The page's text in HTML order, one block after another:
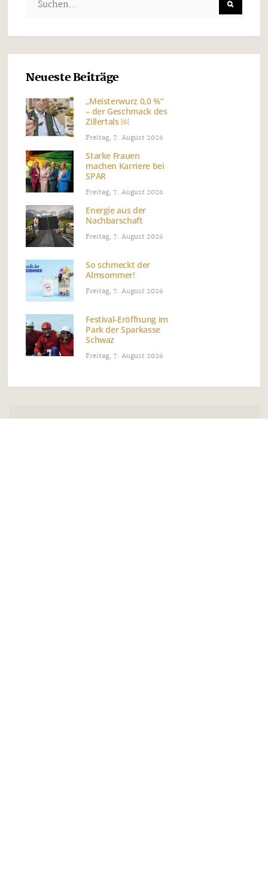
Neueste Beiträge
„Meisterwurz 0,0 %“
– der Geschmack des
Zillertals ￼
Freitag, 7. August 2026
Starke Frauen
machen Karriere bei
SPAR
Freitag, 7. August 2026
Energie aus der
Nachbarschaft
Freitag, 7. August 2026
So schmeckt der
Almsommer!
Freitag, 7. August 2026
Festival-Eröffnung im
Park der Sparkasse
Schwaz
Freitag, 7. August 2026